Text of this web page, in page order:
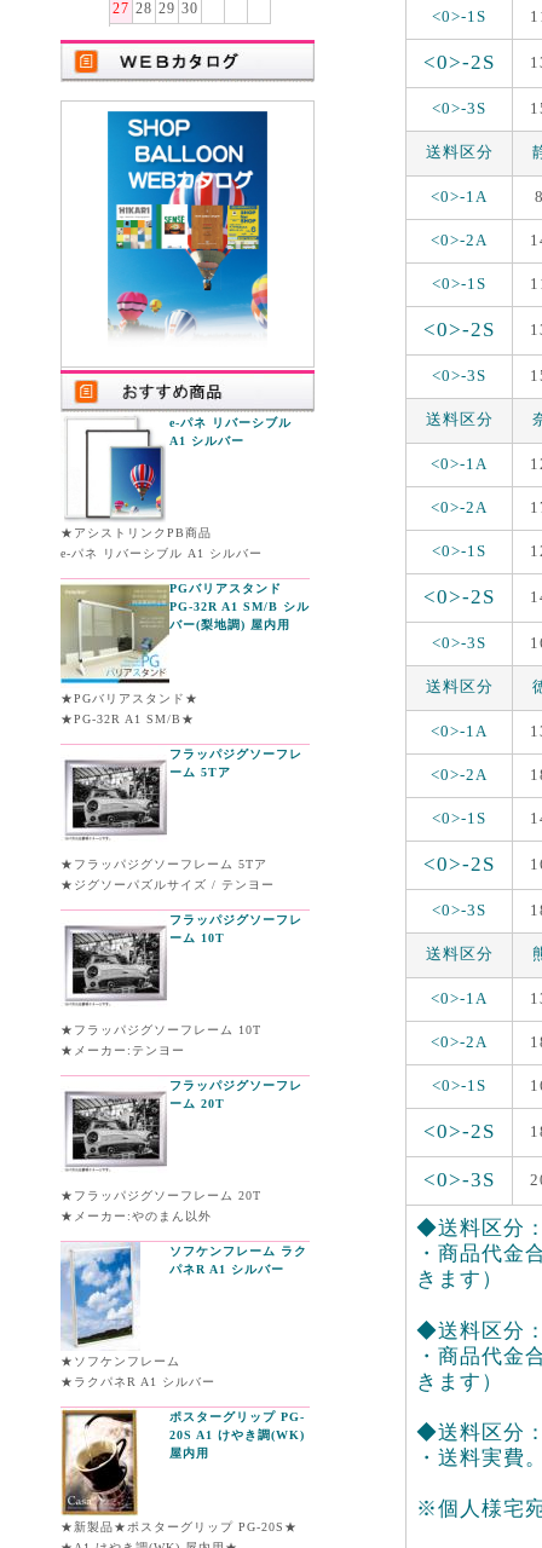
27 28 29 30
e-パネ リバーシブル
A1 シルバー
★アシストリンクPB商品
e-パネ リバーシブル A1 シルバー
PGバリアスタンド
PG-32R A1 SM/B シル
バー(梨地調) 屋内用
★PGバリアスタンド★
★PG-32R A1 SM/B★
フラッパジグソーフレ
ーム 5Tア
★フラッパジグソーフレーム 5Tア
★ジグソーパズルサイズ / テンヨー
フラッパジグソーフレ
ーム 10T
★フラッパジグソーフレーム 10T
★メーカー:テンヨー
フラッパジグソーフレ
ーム 20T
★フラッパジグソーフレーム 20T
★メーカー:やのまん以外
ソフケンフレーム ラク
パネR A1 シルバー
★ソフケンフレーム
★ラクパネR A1 シルバー
ポスターグリップ PG-
20S A1 けやき調(WK)
屋内用
★新製品★ポスターグリップ PG-20S★
<0>-1S
<0>-2S
<0>-3S
送料区分
<0>-1A
<0>-2A
<0>-1S
<0>-2S
<0>-3S
送料区分
<0>-1A
<0>-2A
<0>-1S
<0>-2S
<0>-3S
送料区分
<0>-1A
<0>-2A
<0>-1S
<0>-2S
<0>-3S
送料区分
<0>-1A
<0>-2A
<0>-1S
<0>-2S
<0>-3S
◆送料区分
・商品代金
きます）
◆送料区分
・商品代金
きます）
◆送料区分
・送料実費
※個人様宅